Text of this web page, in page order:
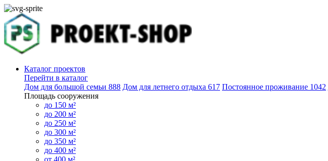
Каталог проектов
Перейти в каталог
Дом для большой семьи 888 Дом для летнего отдыха 617 Постоянное проживание 1042
Площадь сооружения
до 150 м²
до 200 м²
до 250 м²
до 300 м²
до 350 м²
до 400 м²
от 400 м²